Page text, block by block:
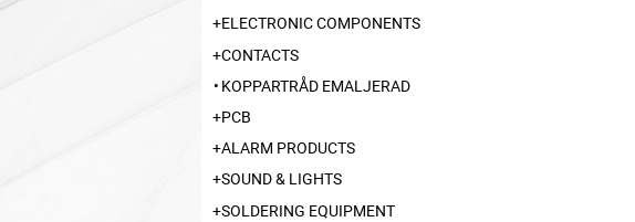
ELECTRONIC COMPONENTS
CONTACTS
KOPPARTRÅD EMALJERAD
PCB
ALARM PRODUCTS
SOUND & LIGHTS
SOLDERING EQUIPMENT